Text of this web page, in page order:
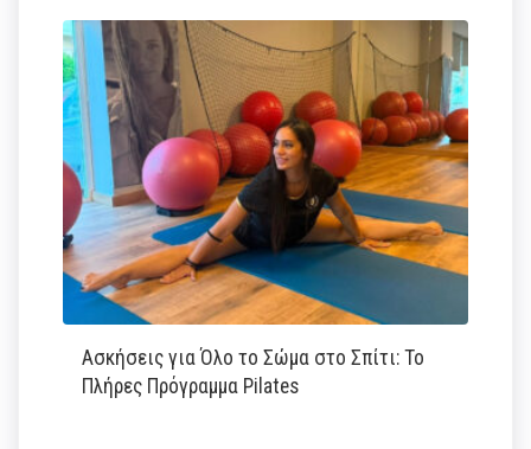
Ασκήσεις για Όλο το Σώμα στο Σπίτι: Το
Πλήρες Πρόγραμμα Pilates